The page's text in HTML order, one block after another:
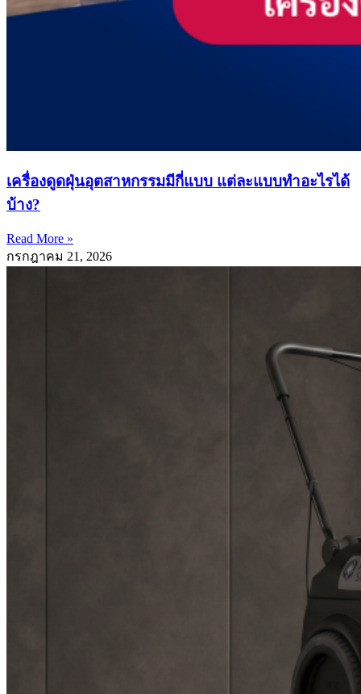
เครื่องดูดฝุ่นอุตสาหกรรมมีกี่แบบ แต่ละแบบทำอะไรได้
บ้าง?
Read More »
กรกฎาคม 21, 2026